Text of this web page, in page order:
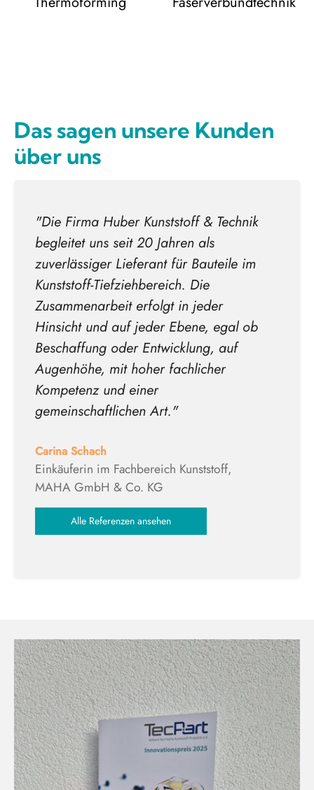
Das sagen unsere Kunden
über uns
"Die Firma Huber Kunststoff & Technik
begleitet uns seit 20 Jahren als
zuverlässiger Lieferant für Bauteile im
Kunststoff-Tiefziehbereich. Die
Zusammenarbeit erfolgt in jeder
Hinsicht und auf jeder Ebene, egal ob
Beschaffung oder Entwicklung, auf
Augenhöhe, mit hoher fachlicher
Kompetenz und einer
gemeinschaftlichen Art."
Carina Schach
Einkäuferin im Fachbereich Kunststoff,
MAHA GmbH & Co. KG
Alle Referenzen ansehen